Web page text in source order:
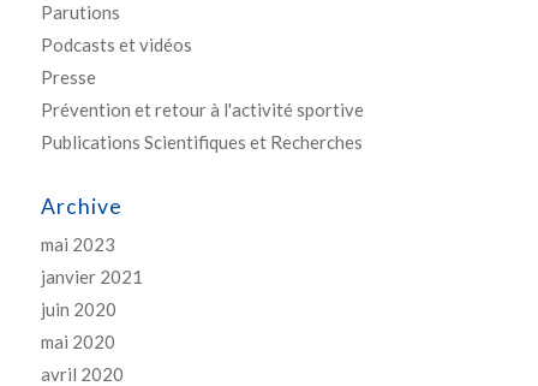
Parutions
Podcasts et vidéos
Presse
Prévention et retour à l'activité sportive
Publications Scientifiques et Recherches
Archive
mai 2023
janvier 2021
juin 2020
mai 2020
avril 2020